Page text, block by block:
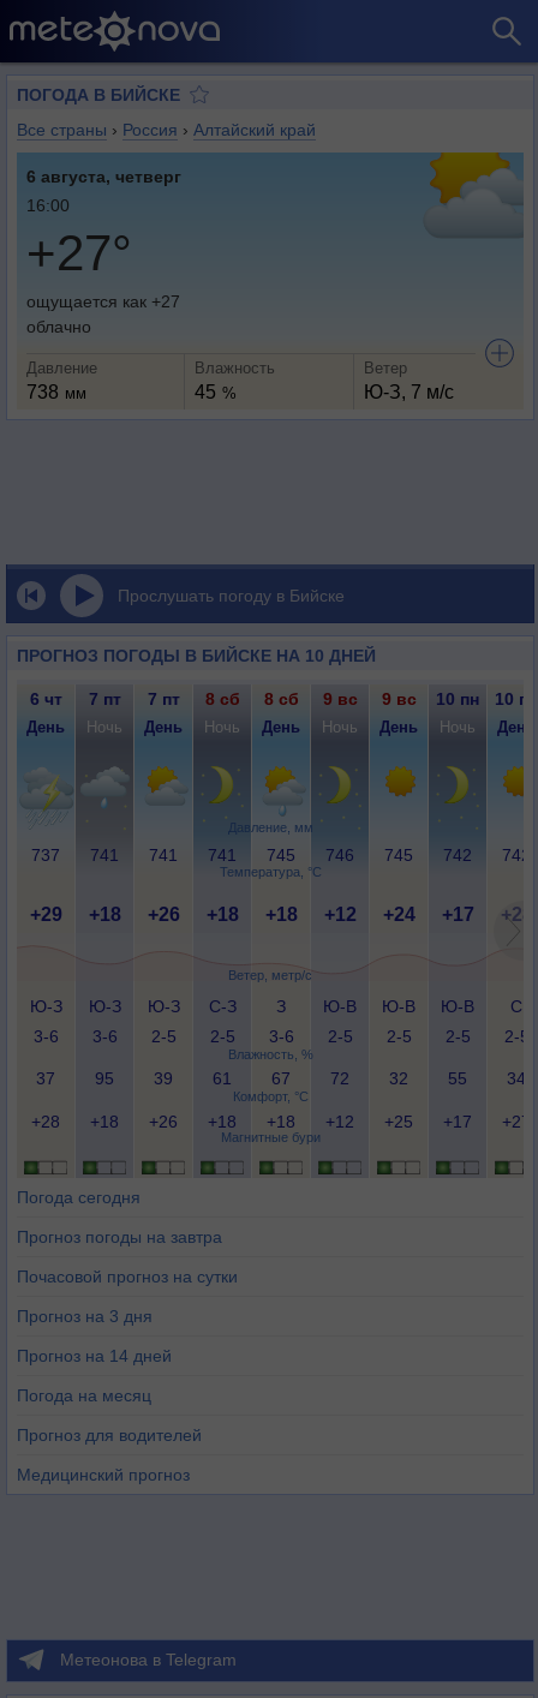
ПОГОДА В БИЙСКЕ
Все страны › Россия › Алтайский край
6 августа, четверг
16:00
+27°
ощущается как +27
облачно
Давление
738 мм
Влажность
45 %
Ветер
Ю-З, 7 м/с
Прослушать погоду в Бийске
ПРОГНОЗ ПОГОДЫ В БИЙСКЕ НА 10 ДНЕЙ
Давление, мм
Температура, °C
Ветер, метр/с
Влажность, %
Комфорт, °C
Магнитные бури
6 чт 7 пт 7 пт 8 сб 8 сб 9 вс 9 вс 10 пн 10 пн
День Ночь День Ночь День Ночь День Ночь День
737 741 741 741 745 746 745 742 742
+29 +18 +26 +18 +18 +12 +24 +17 +28
Ю-З
3-6
Ю-З
3-6
Ю-З
2-5
С-З
2-5
З
3-6
Ю-В
2-5
Ю-В
2-5
Ю-В
2-5
С
2-5
37 95 39 61 67 72 32 55 34
+28 +18 +26 +18 +18 +12 +25 +17 +27
Погода сегодня
Прогноз погоды на завтра
Почасовой прогноз на сутки
Прогноз на 3 дня
Прогноз на 14 дней
Погода на месяц
Прогноз для водителей
Медицинский прогноз
Метеонова в Telegram